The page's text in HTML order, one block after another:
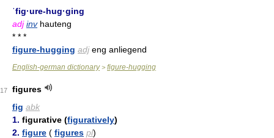
ˈfig·ure-hug·ging
adj invhauteng
* * *
figure-hugging adjeng anliegend
English-german dictionary> figure-hugging
17
figures
fig abk
1. figurative (figuratively)
2. figure ( figures pl)